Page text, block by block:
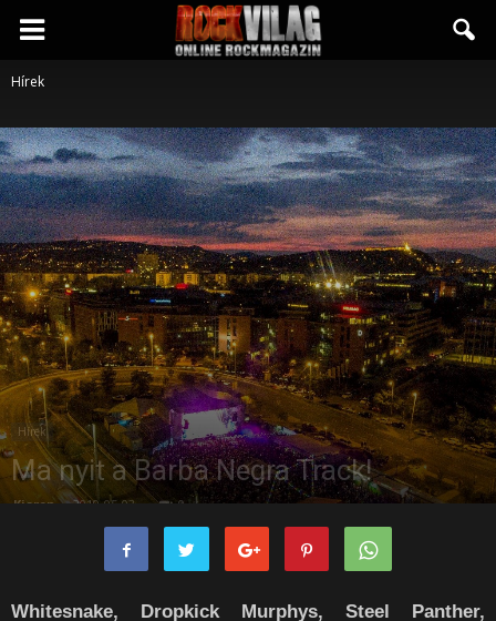
Rockvilág.hu
rockmagazin
Hírek
Hírek
Ma nyit a Barba Negra Track!
Kieron - 2019-05-03 0
Whitesnake, Dropkick Murphys, Steel Panther,